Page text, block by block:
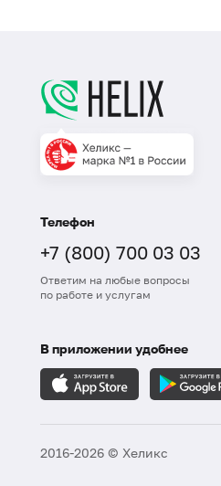
Телефон
+7 (800) 700 03 03
Ответим на любые вопросы
по работе и услугам
В приложении удобнее
2016-2026 © Хеликс